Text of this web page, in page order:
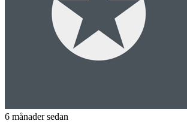
6 månader sedan